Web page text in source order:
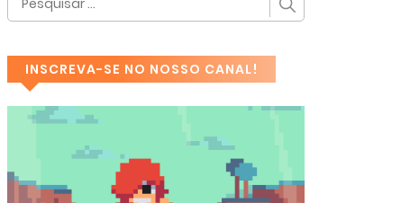
INSCREVA-SE NO NOSSO CANAL!